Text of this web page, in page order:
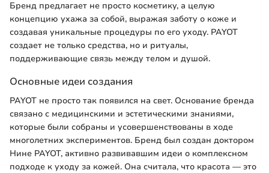
Бренд предлагает не просто косметику, а целую
концепцию ухажа за собой, выражая заботу о коже и
создавая уникальные процедуры по его уходу. PAYOT
создает не только средства, но и ритуалы,
поддерживающие связь между телом и душой.
Основные идеи создания
PAYOT не просто так появился на свет. Основание бренда
связано с медицинскими и эстетическими знаниями,
которые были собраны и усовершенствованы в ходе
многолетних экспериментов. Бренд был создан доктором
Нине PAYOT, активно развивавшим идеи о комплексном
подходе к уходу за кожей. Она считала, что красота — это